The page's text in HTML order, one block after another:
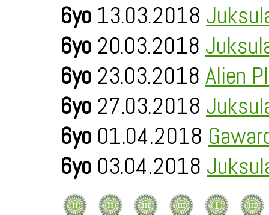
6yo 13.03.2018
6yo 20.03.2018
6yo 23.03.2018 Alien
6yo 27.03.2018
6yo 01.04.2018
6yo 03.04.2018